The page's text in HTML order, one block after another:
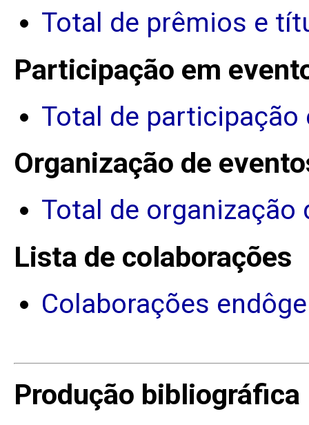
Total de prêmios e
Participação em
Total de participação
Organização de
Total de organização
Lista de colaborações
Colaborações
Produção bibliográfica